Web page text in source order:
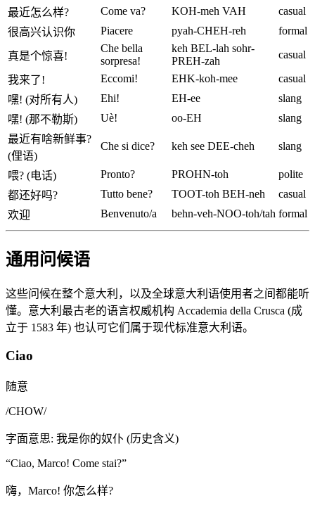
最近怎么样?
Come va? KOH-meh VAH
casual
很高兴认识你
Piacere pyah-CHEH-reh formal
真是个惊喜!
Che bella
sorpresa!
keh BEL-lah sohr-
PREH-zah
casual
我来了! Eccomi! EHK-koh-mee
casual
嘿! (对所有人)
Ehi! EH-ee
slang
嘿! (那不勒斯)
Uè! oo-EH
slang
最近有啥新鲜事?
(俚语)
Che si dice? keh see DEE-cheh slang
喂? (电话) Pronto? PROHN-toh
polite
都还好吗?
Tutto bene? TOOT-toh BEH-neh
casual
欢迎
Benvenuto/a behn-veh-NOO-toh/tah formal
通用问候语
这些问候在整个意大利，以及全球意大利语使用者之间都能听
懂。意大利最古老的语言权威机构 Accademia della Crusca (成
立于 1583 年) 也认可它们属于现代标准意大利语。
Ciao
随意
/CHOW/
字面意思: 我是你的奴仆 (历史含义)
“Ciao, Marco! Come stai?”
嗨，Marco! 你怎么样?